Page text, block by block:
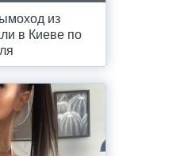
из
в Киеве по